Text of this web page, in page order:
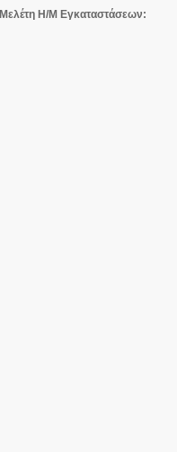
Μελέτη Η/Μ Εγκαταστάσεων: